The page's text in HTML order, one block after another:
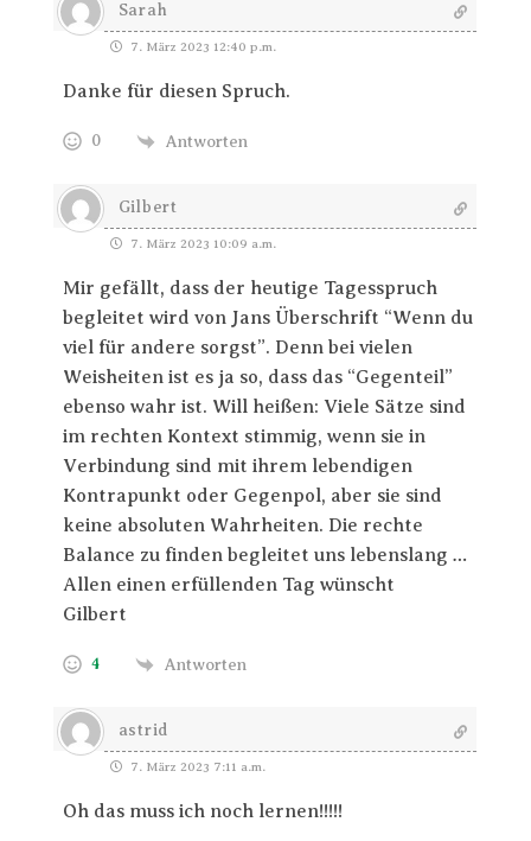
Sarah
7. März 2023 12:40 p.m.
Danke für diesen Spruch.
0 Antworten
Gilbert
7. März 2023 10:09 a.m.
Mir gefällt, dass der heutige Tagesspruch
begleitet wird von Jans Überschrift “Wenn du
viel für andere sorgst”. Denn bei vielen
Weisheiten ist es ja so, dass das “Gegenteil”
ebenso wahr ist. Will heißen: Viele Sätze sind
im rechten Kontext stimmig, wenn sie in
Verbindung sind mit ihrem lebendigen
Kontrapunkt oder Gegenpol, aber sie sind
keine absoluten Wahrheiten. Die rechte
Balance zu finden begleitet uns lebenslang …
Allen einen erfüllenden Tag wünscht
Gilbert
4 Antworten
astrid
7. März 2023 7:11 a.m.
Oh das muss ich noch lernen!!!!!